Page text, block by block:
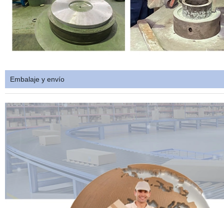
Embalaje y envío